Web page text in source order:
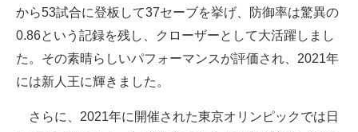
から53試合に登板して37セーブを挙げ、防御率は驚異の
0.86という記録を残し、クローザーとして大活躍しまし
た。その素晴らしいパフォーマンスが評価され、2021年
には新人王に輝きました。
さらに、2021年に開催された東京オリンピックでは日